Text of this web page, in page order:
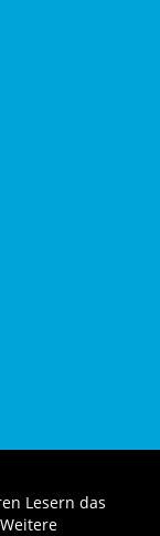
Lesern das
widerrufen